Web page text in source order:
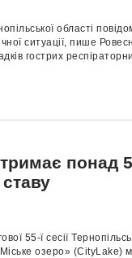
області
ситуації, пише
гострих
понад
55-ї сесії
озеро» (CityLake)